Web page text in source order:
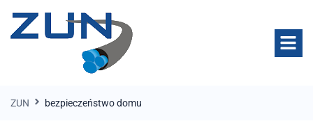
ZUN bezpieczeństwo domu